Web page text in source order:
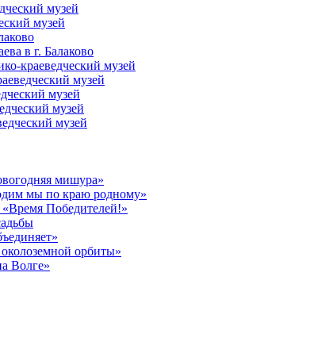
музей
музей
в г. Балаково
краеведческий музей
музей
музей
музей
музей
мишура»
мы по краю родному»
Победителей!»
орбиты»
Волге»